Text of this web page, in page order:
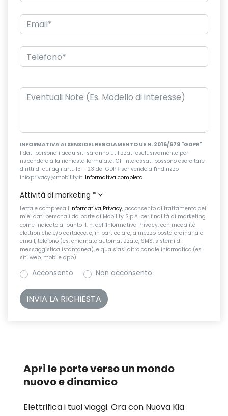
INFORMATIVA AI SENSI DEL REGOLAMENTO UE N. 2016/679 "GDPR"
I dati personali acquisiti saranno utilizzati esclusivamente per
rispondere alla richiesta formulata. Gli Interessati possono esercitare i
diritti di cui agli artt. 15 - 23 del GDPR scrivendo all'indirizzo
info.privacy@mobility.it. Informativa completa.
Attività di marketing *
Letta e compresa l’Informativa Privacy, acconsento al trattamento dei
miei dati personali da parte di Mobility S.p.A. per finalità di marketing
come indicato al punto II. h. dell’Informativa Privacy, con modalità
elettroniche e/o cartacee, e, in particolare, a mezzo posta ordinaria o
email, telefono (es. chiamate automatizzate, SMS, sistemi di
messaggistica istantanea), e qualsiasi altro canale informatico (es.
siti web, mobile app).
Acconsento Non acconsento
Apri le porte verso un mondo
nuovo e dinamico
Elettrifica i tuoi viaggi. Ora con Nuova Kia